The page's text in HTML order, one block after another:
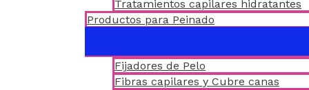
Tratamientos capilares hidratantes
Productos para Peinado
Fijadores de Pelo
Fibras capilares y Cubre canas